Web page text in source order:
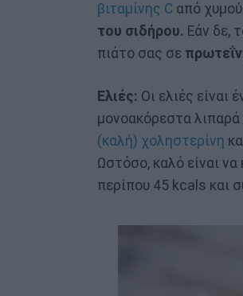
βιταμίνης C από
του σιδήρου. Εάν δε,
πιάτο σας σε
Ελιές: Οι ελιές είναι
μονοακόρεστα
(καλή) χοληστερίνη
Ωστόσο, καλό είναι
περίπου 45 kcals και